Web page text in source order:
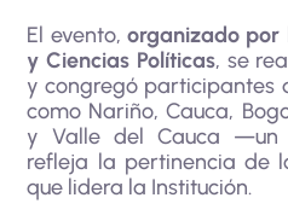
El evento,organizado por
y Ciencias Políticas, se
y congregó participantes
como Nariño, Cauca,
y Valle del Cauca —un
refleja la pertinencia de
que lidera la Institución.